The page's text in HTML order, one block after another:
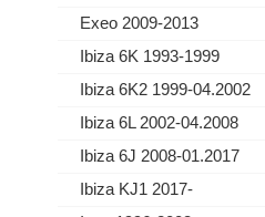
Exeo 2009-2013
Ibiza 6K 1993-1999
Ibiza 6K2 1999-04.2002
Ibiza 6L 2002-04.2008
Ibiza 6J 2008-01.2017
Ibiza KJ1 2017-